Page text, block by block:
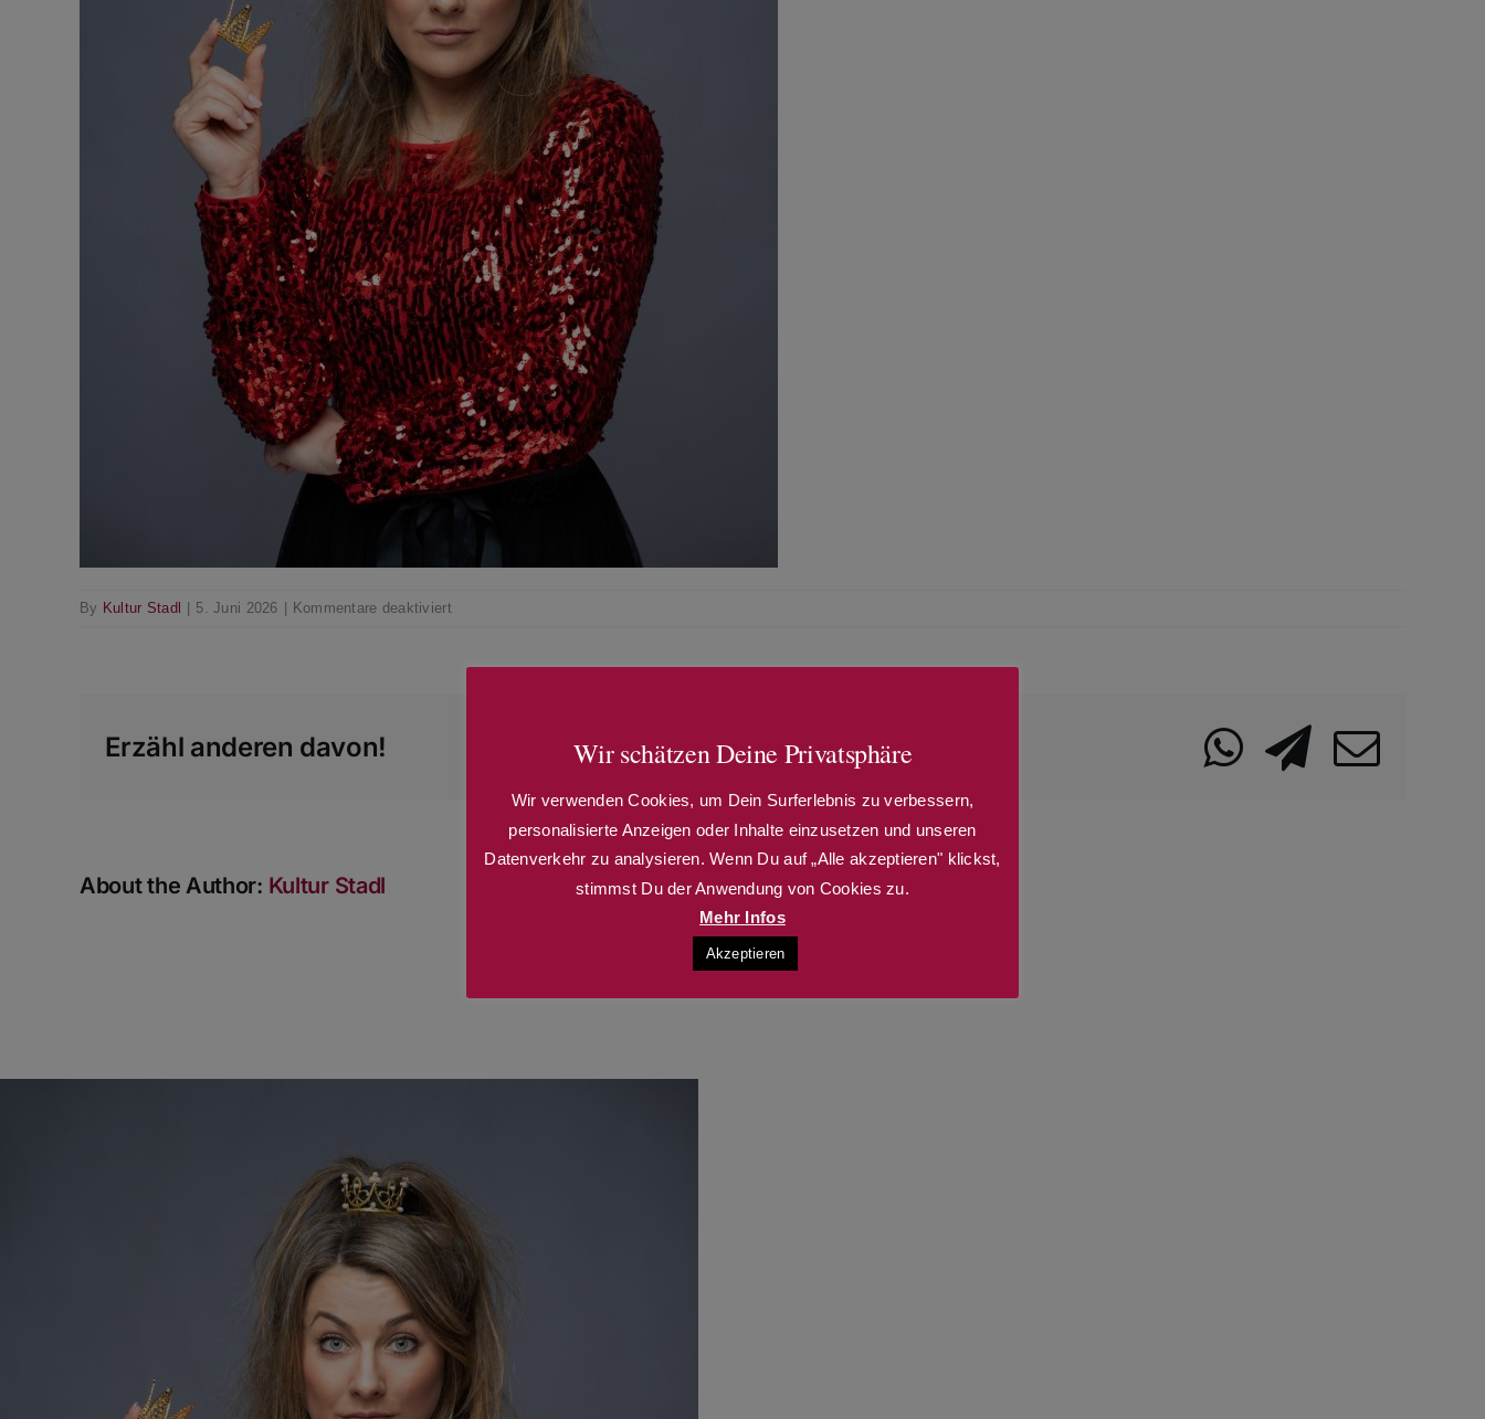
By Kultur Stadl 5. Juni 2026 Kommentare deaktiviertfür
Erzähl anderen davon! WhatsApp
About the Author: Kultur Stadl
Wir schätzen Deine Privatsphäre
Wir verwenden Cookies, um Dein Surferlebnis zu verbessern,
personalisierte Anzeigen oder Inhalte einzusetzen und unseren
Datenverkehr zu analysieren. Wenn Du auf „Alle akzeptieren" klickst,
stimmst Du der Anwendung von Cookies zu.
Mehr Infos
Akzeptieren